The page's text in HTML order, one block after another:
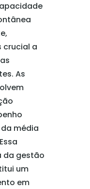
crucial a
As
média
da gestão
um
em